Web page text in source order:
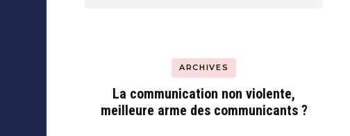
ARCHIVES
La communication non violente,
meilleure arme des communicants ?